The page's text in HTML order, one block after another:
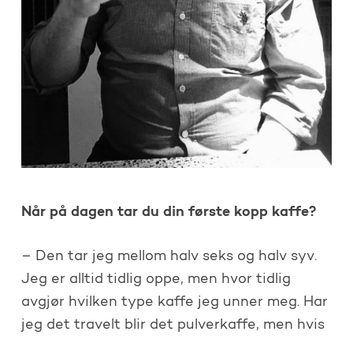
Når på dagen tar du din første kopp kaffe?
– Den tar jeg mellom halv seks og halv syv.
Jeg er alltid tidlig oppe, men hvor tidlig
avgjør hvilken type kaffe jeg unner meg. Har
jeg det travelt blir det pulverkaffe, men hvis